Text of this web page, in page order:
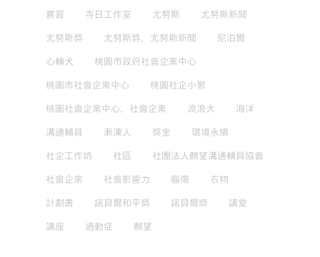
實習 寺日工作室 尤努斯 尤努斯新聞
尤努斯獎 尤努斯獎，尤努斯新聞 尼泊爾
心輔犬 桃園市政府社會企業中心
桃園市社會企業中心 桃園社企小聚
桃園社會企業中心，社會企業 流浪犬 海洋
溝通輔具 漸凍人 獎金 環境永續
社企工作坊 社區 社團法人麒望溝通輔具協會
社會企業 社會影響力 腦傷 衣物
計劃書 諾貝爾和平獎 諾貝爾獎 講堂
講座 過動症 麒望